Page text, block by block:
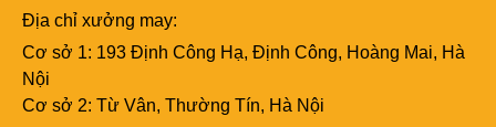
Địa chỉ xưởng may:
Cơ sở 1: 193 Định Công Hạ, Định Công, Hoàng Mai, Hà
Nội
Cơ sở 2: Từ Vân, Thường Tín, Hà Nội